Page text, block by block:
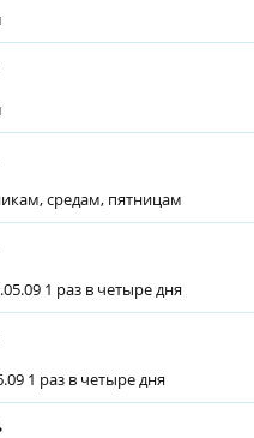
средам, пятницам
1 раз в четыре дня
1 раз в четыре дня